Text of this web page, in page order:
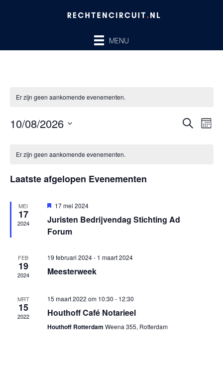
MENU
Er zijn geen aankomende evenementen.
ZOEKEN
10/08/2026
datum.
van
Er zijn geen aankomende evenementen.
Laatste afgelopen Evenementen
MEI
17
2024
Uitgelicht
17 mei 2024
Juristen Bedrijvendag Stichting Ad
Forum
FEB
19
2024
19 februari 2024- 1 maart 2024
Meesterweek
MRT
15
2022
15 maart 2022 om 10:30 - 12:30
Houthoff Café Notarieel
Houthoff Rotterdam Weena 355, Rotterdam